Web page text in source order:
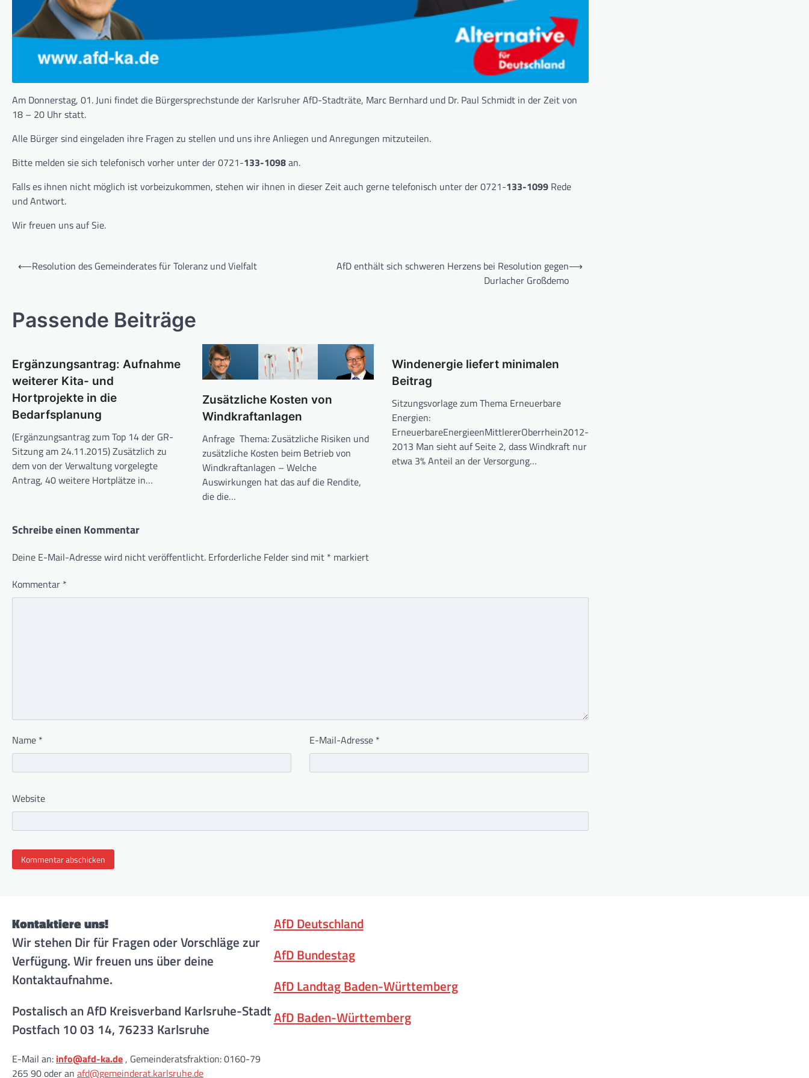
Am Donnerstag, 01. Juni findet die Bürgersprechstunde der Karlsruher AfD-Stadträte, Marc Bernhard und Dr. Paul Schmidt in der Zeit von
18 – 20 Uhr statt.
Alle Bürger sind eingeladen ihre Fragen zu stellen und uns ihre Anliegen und Anregungen mitzuteilen.
Bitte melden sie sich telefonisch vorher unter der 0721-133-1098an.
Falls es ihnen nicht möglich ist vorbeizukommen, stehen wir ihnen in dieser Zeit auch gerne telefonisch unter der 0721-133-1099 Rede
und Antwort.
Wir freuen uns auf Sie.
Beitragsnavigation
⟵Resolution des Gemeinderates für Toleranz und Vielfalt
AfD enthält sich schweren Herzens bei Resolution gegen
Durlacher Großdemo
⟶
Passende Beiträge
Ergänzungsantrag: Aufnahme
weiterer Kita- und
Hortprojekte in die
Bedarfsplanung
(Ergänzungsantrag zum Top 14 der GR-
Sitzung am 24.11.2015) Zusätzlich zu
dem von der Verwaltung vorgelegte
Antrag, 40 weitere Hortplätze in…
Zusätzliche Kosten von
Windkraftanlagen
Anfrage Thema: Zusätzliche Risiken und
zusätzliche Kosten beim Betrieb von
Windkraftanlagen – Welche
Auswirkungen hat das auf die Rendite,
die die…
Windenergie liefert minimalen
Beitrag
Sitzungsvorlage zum Thema Erneuerbare
Energien:
ErneuerbareEnergieenMittlererOberrhein2012-
2013 Man sieht auf Seite 2, dass Windkraft nur
etwa 3% Anteil an der Versorgung…
Schreibe einen Kommentar
Deine E-Mail-Adresse wird nicht veröffentlicht. Erforderliche Felder sind mit * markiert
Kommentar *
Name * E-Mail-Adresse *
Website
Kontaktiere uns!
Wir stehen Dir für Fragen oder Vorschläge zur
Verfügung. Wir freuen uns über deine
Kontaktaufnahme.
Postalisch an AfD Kreisverband Karlsruhe-Stadt
Postfach 10 03 14, 76233 Karlsruhe
E-Mail an: info@afd-ka.de, Gemeinderatsfraktion: 0160-79
265 90 oder an afd@gemeinderat.karlsruhe.de
AfD Deutschland
AfD Bundestag
AfD Landtag Baden-Württemberg
AfD Baden-Württemberg